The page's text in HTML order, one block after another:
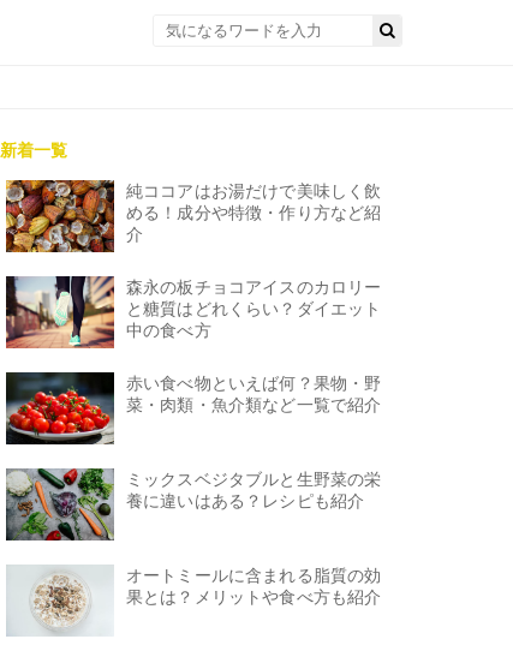
新着一覧
純ココアはお湯だけで美味しく飲
める！成分や特徴・作り方など紹
介
森永の板チョコアイスのカロリー
と糖質はどれくらい？ダイエット
中の食べ方
赤い食べ物といえば何？果物・野
菜・肉類・魚介類など一覧で紹介
ミックスベジタブルと生野菜の栄
養に違いはある？レシピも紹介
オートミールに含まれる脂質の効
果とは？メリットや食べ方も紹介